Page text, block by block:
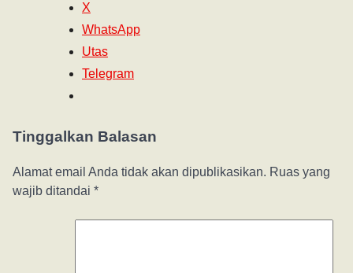
X
WhatsApp
Utas
Telegram
Tinggalkan Balasan
Alamat email Anda tidak akan dipublikasikan. Ruas yang
wajib ditandai *